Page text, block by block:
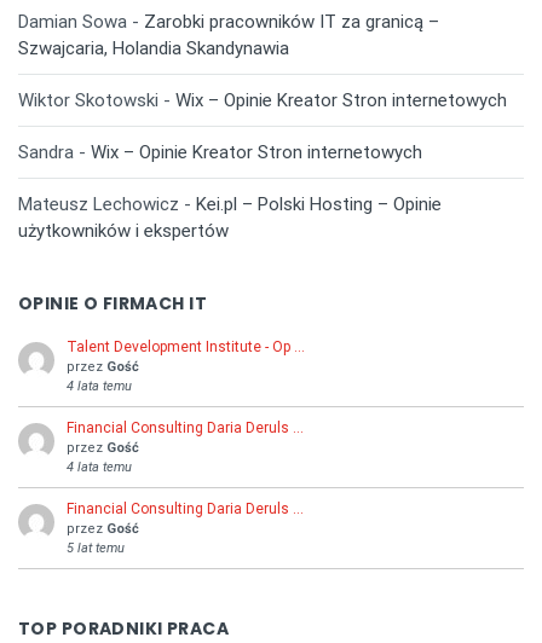
Damian Sowa - Zarobki pracowników IT za granicą –
Szwajcaria, Holandia Skandynawia
Wiktor Skotowski - Wix – Opinie Kreator Stron internetowych
Sandra - Wix – Opinie Kreator Stron internetowych
Mateusz Lechowicz - Kei.pl – Polski Hosting – Opinie
użytkowników i ekspertów
OPINIE O FIRMACH IT
Talent Development Institute - Op …
przez Gość
4 lata temu
Financial Consulting Daria Deruls …
przez Gość
4 lata temu
Financial Consulting Daria Deruls …
przez Gość
5 lat temu
TOP PORADNIKI PRACA